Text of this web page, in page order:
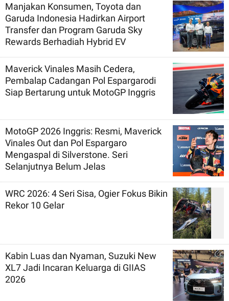
Manjakan Konsumen, Toyota dan
Garuda Indonesia Hadirkan Airport
Transfer dan Program Garuda Sky
Rewards Berhadiah Hybrid EV
Maverick Vinales Masih Cedera,
Pembalap Cadangan Pol Espargarodi
Siap Bertarung untuk MotoGP Inggris
MotoGP 2026 Inggris: Resmi, Maverick
Vinales Out dan Pol Espargaro
Mengaspal di Silverstone. Seri
Selanjutnya Belum Jelas
WRC 2026: 4 Seri Sisa, Ogier Fokus Bikin
Rekor 10 Gelar
Kabin Luas dan Nyaman, Suzuki New
XL7 Jadi Incaran Keluarga di GIIAS
2026